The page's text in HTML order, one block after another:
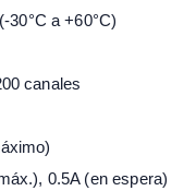
30°C a +60°C)
canales
0.5A (en espera)